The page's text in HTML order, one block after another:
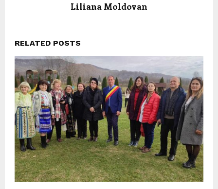
Liliana Moldovan
RELATED POSTS